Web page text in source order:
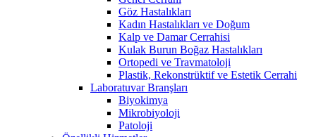
Göz Hastalıkları
Kadın Hastalıkları ve Doğum
Kalp ve Damar Cerrahisi
Kulak Burun Boğaz Hastalıkları
Ortopedi ve Travmatoloji
Plastik, Rekonstrüktif ve Estetik Cerrahi
Laboratuvar Branşları
Biyokimya
Mikrobiyoloji
Patoloji